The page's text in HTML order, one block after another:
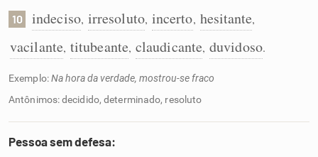
10 indeciso, irresoluto, incerto, hesitante,
vacilante, titubeante, claudicante, duvidoso.
Exemplo:Na hora da verdade, mostrou-se fraco
Antônimos: decidido, determinado, resoluto
Pessoa sem defesa: